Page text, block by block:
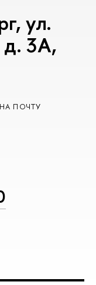
ул.
д. 3А,
ПОЧТУ